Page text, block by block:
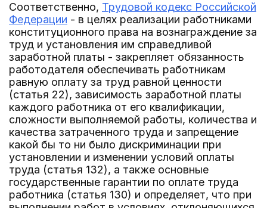
Соответственно, Трудовой кодекс Российской
Федерации - в целях реализации работниками
конституционного права на вознаграждение за
труд и установления им справедливой
заработной платы - закрепляет обязанность
работодателя обеспечивать работникам
равную оплату за труд равной ценности
(статья 22), зависимость заработной платы
каждого работника от его квалификации,
сложности выполняемой работы, количества и
качества затраченного труда и запрещение
какой бы то ни было дискриминации при
установлении и изменении условий оплаты
труда (статья 132), а также основные
государственные гарантии по оплате труда
работника (статья 130) и определяет, что при